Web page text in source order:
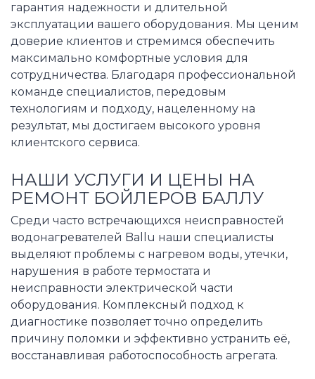
гарантия надежности и длительной
эксплуатации вашего оборудования. Мы ценим
доверие клиентов и стремимся обеспечить
максимально комфортные условия для
сотрудничества. Благодаря профессиональной
команде специалистов, передовым
технологиям и подходу, нацеленному на
результат, мы достигаем высокого уровня
клиентского сервиса.
НАШИ УСЛУГИ И ЦЕНЫ НА
РЕМОНТ БОЙЛЕРОВ БАЛЛУ
Среди часто встречающихся неисправностей
водонагревателей Ballu наши специалисты
выделяют проблемы с нагревом воды, утечки,
нарушения в работе термостата и
неисправности электрической части
оборудования. Комплексный подход к
диагностике позволяет точно определить
причину поломки и эффективно устранить её,
восстанавливая работоспособность агрегата.